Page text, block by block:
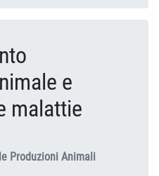
e
malattie
Produzioni Animali